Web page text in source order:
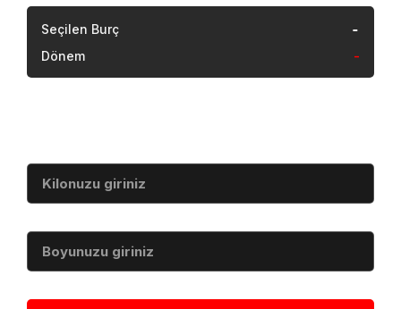
Seçilen Burç -
Dönem -